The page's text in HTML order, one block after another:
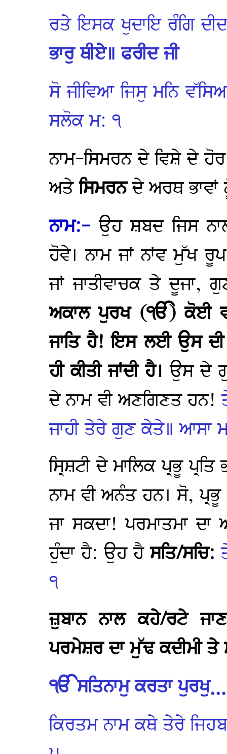
ਰਤੇ ਇਸਕ ਖੁਦਾਇ ਰੰਗਿ
ਭਾਰੁ ਥੀਏ॥ ਫਰੀਦ ਜੀ
ਸੋ ਜੀਵਿਆ ਜਿਸੁ ਮਨਿ
ਸਲੋਕ ਮ: ੧
ਨਾਮ-ਸਿਮਰਨ ਦੇ ਵਿਸ਼ੇ ਦੇ
ਅਤੇਸਿਮਰਨਦੇ ਅਰਥ ਭਾਵਾਂ
ਨਾਮ:- ਉਹ ਸ਼ਬਦ ਜਿਸ
ਹੋਵੇ। ਨਾਮ ਜਾਂ ਨਾਂਵ ਮੁੱਖ
ਜਾਂ ਜਾਤੀਵਾਚਕ ਤੇ ਦੂਜਾ,
ਅਕਾਲ ਪੁਰਖ (ੴ) ਕੋਈ
ਜਾਤਿ ਹੈ! ਇਸ ਲਈ ਉਸ ਦੀ
ਹੀ ਕੀਤੀ ਜਾਂਦੀ ਹੈ।ਉਸ ਦੇ
ਦੇ ਨਾਮ ਵੀ ਅਣਗਿਣਤ ਹਨ!
ਜਾਹੀ ਤੇਰੇ ਗੁਣ ਕੇਤੇ॥ ਆਸਾ
ਸ੍ਰਿਸ਼ਟੀ ਦੇ ਮਾਲਿਕ ਪ੍ਰਭੂ
ਨਾਮ ਵੀ ਅਨੰਤ ਹਨ। ਸੋ,
ਜਾ ਸਕਦਾ! ਪਰਮਾਤਮਾ
ਹੁੰਦਾ ਹੈ: ਉਹ ਹੈਸਤਿ/ਸਚਿ:
੧
ਜ਼ੁਬਾਨ ਨਾਲ ਕਹੇ/ਰਟੇ
ਪਰਮੇਸ਼ਰ ਦਾ ਮੁੱਢ ਕਦੀਮੀ ਤੇ
ੴ ਸਤਿਨਾਮੁ ਕਰਤਾ
ਕਿਰਤਮ ਨਾਮ ਕਥੇ ਤੇਰੇ